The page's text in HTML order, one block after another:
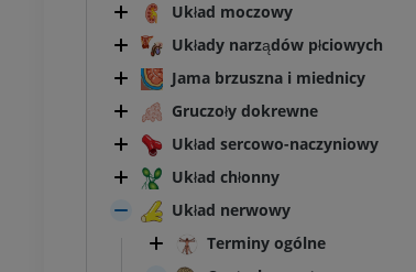
Układ moczowy
Układy narządów płciowych
Jama brzuszna i miednicy
Gruczoły dokrewne
Układ sercowo-naczyniowy
Układ chłonny
Układ nerwowy
Terminy ogólne